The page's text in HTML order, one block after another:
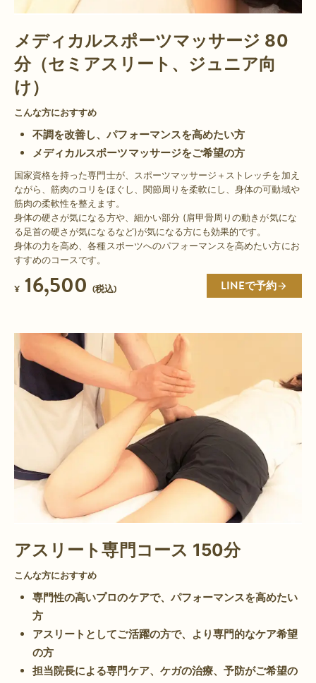
メディカルスポーツマッサージ 80
分（セミアスリート、ジュニア向
け）
こんな方におすすめ
不調を改善し、パフォーマンスを高めたい方
メディカルスポーツマッサージをご希望の方
国家資格を持った専門士が、スポーツマッサージ＋ストレッチを加え
ながら、筋肉のコリをほぐし、関節周りを柔軟にし、身体の可動域や
筋肉の柔軟性を整えます。
身体の硬さが気になる方や、細かい部分 (肩甲骨周りの動きが気にな
る足首の硬さが気になるなど)が気になる方にも効果的です。
身体の力を高め、各種スポーツへのパフォーマンスを高めたい方にお
すすめのコースです。
¥ 16,500 (税込) LINEで予約
アスリート専門コース 150分
こんな方におすすめ
専門性の高いプロのケアで、パフォーマンスを高めたい
方
アスリートとしてご活躍の方で、より専門的なケア希望
の方
担当院長による専門ケア、ケガの治療、予防がご希望の